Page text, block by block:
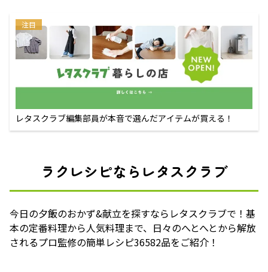
注目
レタスクラブ編集部員が本音で選んだアイテムが買える！
ラクレシピならレタスクラブ
今日の夕飯のおかず&献立を探すならレタスクラブで！基
本の定番料理から人気料理まで、日々のへとへとから解放
されるプロ監修の簡単レシピ36582品をご紹介！